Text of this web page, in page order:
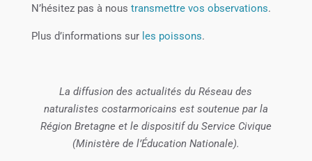
N’hésitez pas à nous transmettre vos observations.
Plus d’informations sur les poissons.
La diffusion des actualités du Réseau des
naturalistes costarmoricains est soutenue par la
Région Bretagne et le dispositif du Service Civique
(Ministère de l’Éducation Nationale).